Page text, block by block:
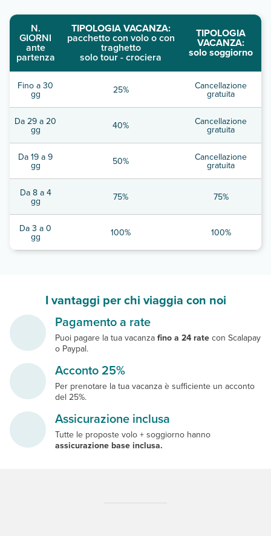
N.
GIORNI
ante
partenza
TIPOLOGIA VACANZA:
pacchetto con volo o con
traghetto
solo tour - crociera
TIPOLOGIA
VACANZA:
solo soggiorno
Fino a 30
gg 25% Cancellazione
gratuita
Da 29 a 20
gg 40% Cancellazione
gratuita
Da 19 a 9
gg 50% Cancellazione
gratuita
Da 8 a 4
gg 75% 75%
Da 3 a 0
gg 100% 100%
I vantaggi per chi viaggia con noi
Pagamento a rate
Puoi pagare la tua vacanza fino a 24 rate con Scalapay
o Paypal.
Acconto 25%
Per prenotare la tua vacanza è sufficiente un acconto
del 25%.
Assicurazione inclusa
Tutte le proposte volo + soggiorno hanno
assicurazione base inclusa.